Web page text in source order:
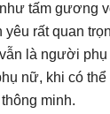
tấm gương
yêu rất quan
là người
nữ, khi có
minh.